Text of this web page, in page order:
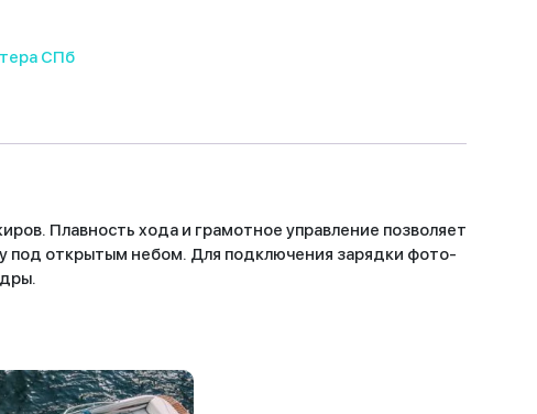
СПб
Плавность хода и грамотное управление позволяет
под открытым небом. Для подключения зарядки фото-